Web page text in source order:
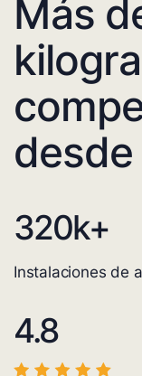
Más
desde
320k+
Instalaciones de
4.8